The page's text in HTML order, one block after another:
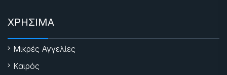
ΧΡΗΣΙΜΑ
Μικρές Αγγελίες
Καιρός